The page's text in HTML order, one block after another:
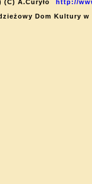
(C) A.Curyło
http://
Dom Kultury w